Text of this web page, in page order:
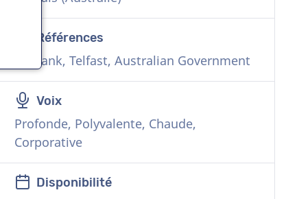
Références
Citibank, Telfast, Australian Government
Voix
Profonde, Polyvalente, Chaude,
Corporative
Disponibilité